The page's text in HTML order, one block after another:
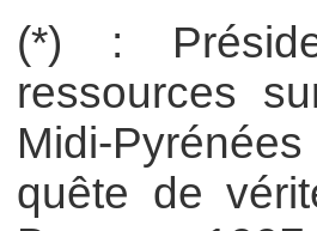
(*) :
ressources
Midi-
quête de